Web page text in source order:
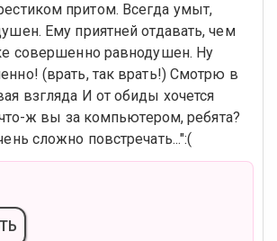
притом. Всегда умыт,
Ему приятней отдавать, чем
совершенно равнодушен. Ну
(врать, так врать!) Смотрю в
взгляда И от обиды хочется
ж вы за компьютером, ребята?
сложно повстречать...":(